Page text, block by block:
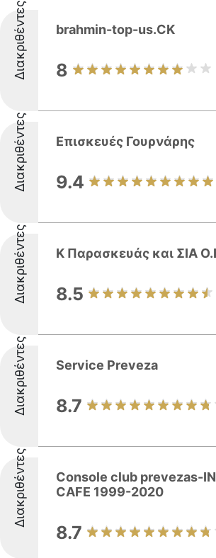
Διακριθέντες brahmin-top-us.CK
8
Διακριθέντες Επισκευές Γουρνάρης
9.4
Διακριθέντες Κ Παρασκευάς και ΣΙΑ
8.5
Διακριθέντες Service Preveza
8.7
Διακριθέντες
Console club prevezas-
CAFE 1999-2020
8.7